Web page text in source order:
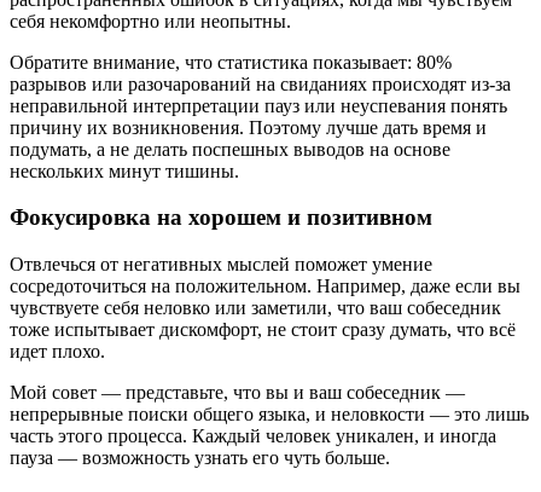
себя некомфортно или неопытны.
Обратите внимание, что статистика показывает: 80%
разрывов или разочарований на свиданиях происходят из-за
неправильной интерпретации пауз или неуспевания понять
причину их возникновения. Поэтому лучше дать время и
подумать, а не делать поспешных выводов на основе
нескольких минут тишины.
Фокусировка на хорошем и позитивном
Отвлечься от негативных мыслей поможет умение
сосредоточиться на положительном. Например, даже если вы
чувствуете себя неловко или заметили, что ваш собеседник
тоже испытывает дискомфорт, не стоит сразу думать, что всё
идет плохо.
Мой совет — представьте, что вы и ваш собеседник —
непрерывные поиски общего языка, и неловкости — это лишь
часть этого процесса. Каждый человек уникален, и иногда
пауза — возможность узнать его чуть больше.